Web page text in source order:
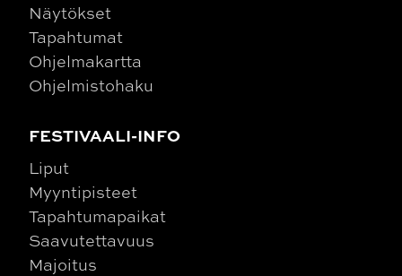
Näytökset
Tapahtumat
Ohjelmakartta
Ohjelmistohaku
FESTIVAALI-INFO
Liput
Myyntipisteet
Tapahtumapaikat
Saavutettavuus
Majoitus